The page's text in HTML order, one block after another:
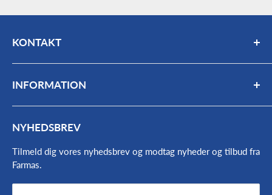
KONTAKT
Mail:bogholderi@farmas.dk
Mandag - fredag: 7:30 - 16:00
Værkstedets åbningstider:
Mandag - onsdag 7:30- 15:45
Torsdag - fredag 7:30-15:30
INFORMATION
Find vej og åbningstider
Om os
Medarbejdere
Nyheder
NYHEDSBREV
Tilmeld dig vores nyhedsbrev og modtag nyheder og tilbud fra
Farmas.